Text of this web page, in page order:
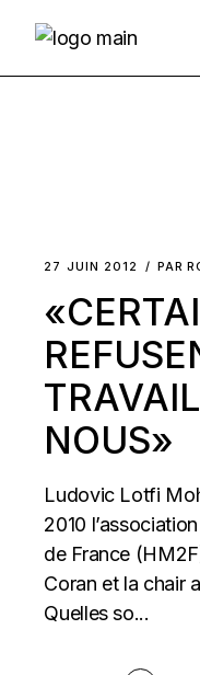
27 JUIN 2012 PAR
NOUS»
Ludovic Lotfi
2010
de France
Coran et la chair
Quelles so...